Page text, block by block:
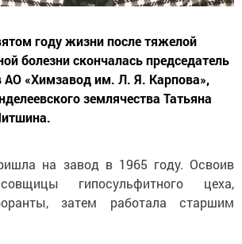
году жизни после тяжелой
болезни скончалась председатель
АО «Химзавод им. Л. Я. Карпова»,
землячества Татьяна
на завод в 1965 году. Освоив
гипосульфитного цеха,
затем работала старшим